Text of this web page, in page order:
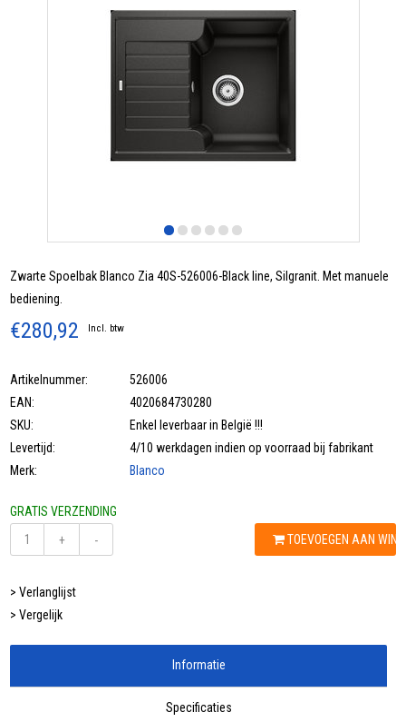
Zwarte Spoelbak Blanco Zia 40S-526006-Black line, Silgranit. Met manuele
bediening.
€280,92 Incl. btw
Artikelnummer:
526006
EAN:
4020684730280
SKU:
Enkel leverbaar in België !!!
Levertijd:
4/10 werkdagen indien op voorraad bij fabrikant
Merk:
Blanco
GRATIS VERZENDING
+
- TOEVOEGEN AAN
> Verlanglijst
> Vergelijk
Informatie
Specificaties